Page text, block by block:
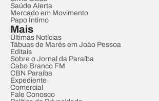
Saúde Alerta
Mercado em Movimento
Papo Íntimo
Mais
Últimas Notícias
Tábuas de Marés em João Pessoa
Editais
Sobre o Jornal da Paraíba
Cabo Branco FM
CBN Paraíba
Expediente
Comercial
Fale Conosco